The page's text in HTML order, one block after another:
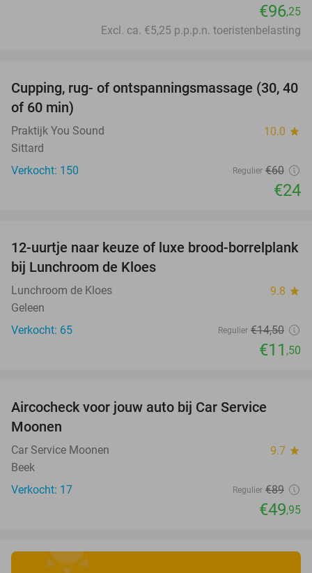
€96,25
Excl. ca. €5,25 p.p.p.n. toeristenbelasting
60%
Cupping, rug- of ontspanningsmassage (30, 40
of 60 min)
Praktijk You Sound 10.0 star
Sittard
Verkocht: 150
Regulier €60
€24
21%
12-uurtje naar keuze of luxe brood-borrelplank
bij Lunchroom de Kloes
Lunchroom de Kloes 9.8 star
Geleen
Verkocht: 65
Regulier €14,50
€11 ,50
Aircocheck voor jouw auto bij Car Service
Moonen
Car Service Moonen 9.7 star
Beek
Verkocht: 17
Regulier €89
€49,95